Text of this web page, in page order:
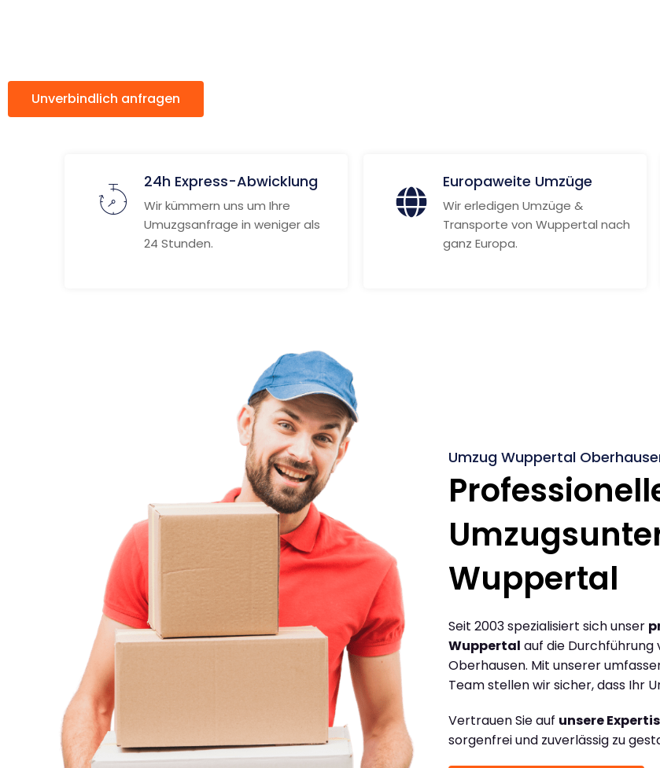
Unverbindlich anfragen
24h Express-Abwicklung
Wir kümmern uns um Ihre
Umuzgsanfrage in weniger als
24 Stunden.
Europaweite Umzüge
Wir erledigen Umzüge &
Transporte von Wuppertal nach
ganz Europa.
Umzug Wuppertal
Wuppertal
Seit 2003 spezialisiert sich unser
Wuppertal auf die Durchführung
Oberhausen. Mit unserer
Team stellen wir sicher, dass Ihr
Vertrauen Sie auf unsere
sorgenfrei und zuverlässig zu